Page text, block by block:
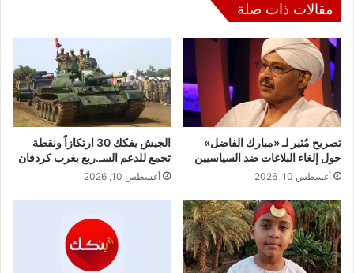
مقالات ذات صلة
تصريح مُثير لـ «مبارك الفاضل»
حول إلغاء البلاغات ضد السياسيين
أغسطس 10, 2026
الجيش يفكك 30 ارتكازاً ونقطة
تجمع للدعم السـ.ريع بغرب كردفان
أغسطس 10, 2026